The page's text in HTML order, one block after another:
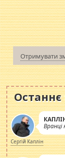
Отримувати
Останнє
Вранці
Сергій Каплін